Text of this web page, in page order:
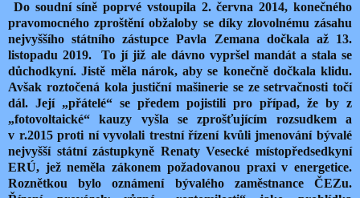
Do soudní síně poprvé vstoupila 2. června 2014, konečného
pravomocného zproštění obžaloby se díky zlovolnému zásahu
nejvyššího státního zástupce Pavla Zemana dočkala až 13.
listopadu 2019.
To jí již ale dávno vypršel mandát a stala se
důchodkyní. Jistě měla nárok, aby se konečně dočkala klidu.
Avšak roztočená kola justiční mašinerie se ze setrvačnosti točí
dál. Její „přátelé“ se předem pojistili pro případ, že by z
„fotovoltaické“ kauzy vyšla se zprošťujícím rozsudkem a
v r.2015 proti ní vyvolali trestní řízení kvůli jmenování bývalé
nejvyšší státní zástupkyně Renaty Vesecké místopředsedkyní
ERÚ, jež neměla zákonem požadovanou praxi v energetice.
Roznětkou bylo oznámení bývalého zaměstnance ČEZu.